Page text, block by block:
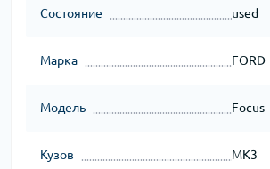
Состояние used
Марка FORD
Модель Focus
Кузов MK3